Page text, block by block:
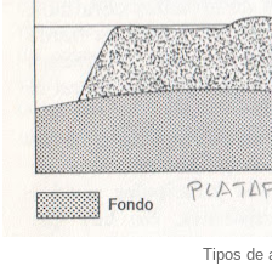
Tipos de